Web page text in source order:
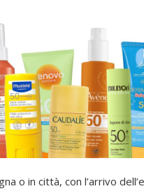
o in città, con l’arrivo